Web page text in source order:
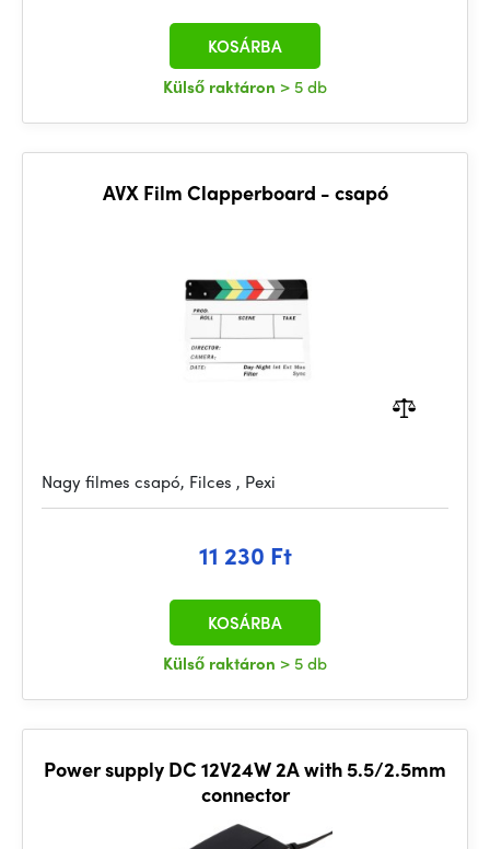
Külső raktáron > 5 db
KOSÁRBA
AVX Film Clapperboard - csapó
Nagy filmes csapó, Filces , Pexi
11 230 Ft
Külső raktáron > 5 db
KOSÁRBA
Power supply DC 12V24W 2A with 5.5/2.5mm
connector